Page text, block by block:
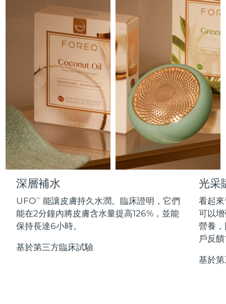
深層補水
UFOTM
能讓皮膚持久水潤。臨床證明，它們
能在2分鐘內將皮膚含水量提高126%，並能
保持長達6小時。
基於第三方臨床試驗
光采
看起
可以
營養
戶反
基於
All facial cleansing devices
All deep facial hydration devices
All silicone sonic toothbrushes
FAQ™護膚品
All FAQ™ skincare
FAQ™產品
All anti-aging treatments
FAQ™護膚品
All FAQ™ skincare
FAQ™產品
All LED treatments
All FAQ™ skincare
FAQ™產品
All hair treatments
FAQ™ Red Light Serum
FAQ™ skincare
All FAQ™ skincare
FAQ™ products
All toning treatments
PEACH™ 2 Pro Max
Professional IPL hair removal device
PEACH™ 2
IPL hair removal
PEACH™ 2 go
Travel-friendly IPL hair removal
PEACH™ Cooling Prep Gel
Cooling IPL hair removal gel
身體護理
BEAR™ 2 body
Microcurrent body toning
LUNA™ 4 body
Massaging body brush
SUPERCHARGED™ serum
Firming body serum
ESPADA™ 2 plus
Recurring acne LED therapy
ESPADA™ 2
ESPADA™ Blemish Solution
Concentrated acne gel
眼部護理
BEAR™ 2 eyes & lips
Microcurrent line smoothing device
IRIS™ 2
眼部護膚
Advanced eye care treatment
毛孔護理
KIWI™ derma
Diamond microdermabrasion .
KIWI™
護發
LUNA™ 4 hair
2-in-1 LED scalp massager
FLIP™ play advanced
牙齒美白
NEW
issa™ Teeth Whitening Set
Dual LED + sonic device & 18% PAP gel
更多的
8/8/26
預計送達日期 8/8/26
預計送達日期 8/12/26
預計送達日期8/8/26
預計送達日期8/12/26
希臘 預計送達日期 8/8/26
中國香港特別行政區 預計送達日期8/9/26
匈牙利 預計送達日期8/8/26
印尼 預計送達日期 8/6/26
愛爾蘭 8/8/26
8/10/26